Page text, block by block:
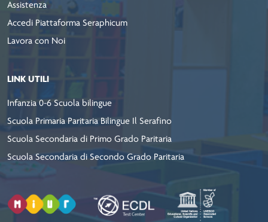
Assistenza
Accedi Piattaforma Seraphicum
Lavora con Noi
LINK UTILI
Infanzia 0-6 Scuola bilingue
Scuola Primaria Paritaria Bilingue Il Serafino
Scuola Secondaria di Primo Grado Paritaria
Scuola Secondaria di Secondo Grado Paritaria